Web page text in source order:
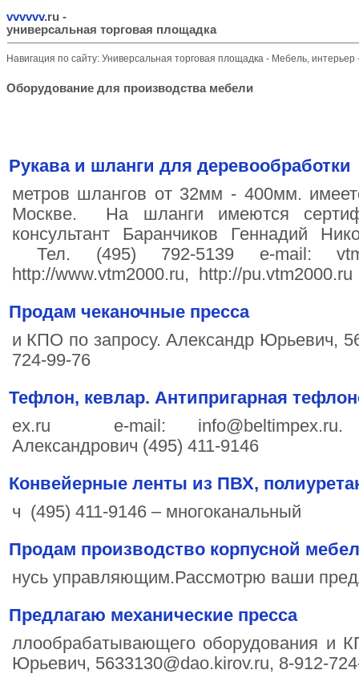
vvvvvv.ru -
универсальная торговая площадка
Навигация по сайту: Универсальная торговая площадка - Мебель, интерьер
Оборудование для производства мебели
Рукава и шланги для деревообработки
метров шлангов от 32мм - 400мм.
Москве. На шланги имеются
консультант Баранчиков Геннадий
Тел. (495) 792-5139 e-mail:
http://www.vtm2000.ru, http://
Продам чеканочные пресса
и КПО по запросу. Александр Юрьевич,
724-99-76
Тефлон, кевлар. Антипригарная
ex.ru e-mail:
Александрович (495) 411-9146
Конвейерные ленты из ПВХ,
ч (495) 411-9146 – многоканальный
Продам производство корпусной
нусь управляющим.Рассмотрю ваши
Предлагаю механические пресса
ллообрабатывающего оборудования и
Юрьевич, 5633130@dao.kirov.ru, 8-912-